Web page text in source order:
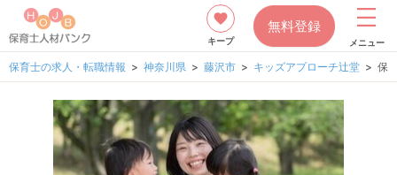
キープ
無料登録
メニュー
保育士の求人・転職情報 神奈川県 藤沢市 キッズアプローチ辻堂 保